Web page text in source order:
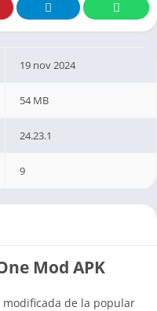
19 nov 2024
54 MB
24.23.1
9
Mod APK
modificada de la popular